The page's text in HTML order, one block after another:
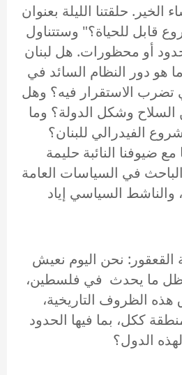
الخير. حلقتنا الليلة بعنوان
قابل للحياة؟" وستتناول
أو محظورات. هل لبنان
هو دور النظام السائد في
تضرب الاستقرار فيه؟ وهل
السلاح وشكل الدولة؟ وما
الفيدرالي للبنان؟
ضيوفنا النائبة حليمة
الباحث في السياسات العامة
والناشط السياسي إياد
القعقور: نحن اليوم نعيش
ما يحدث في فلسطين،
الظروف التاريخية،
ككل، بما فيها الحدود
الدول؟